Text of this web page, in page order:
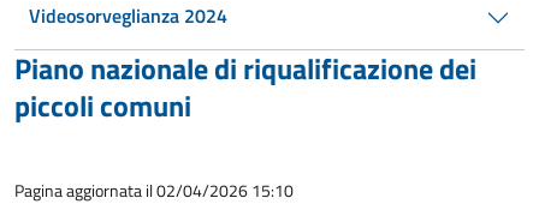
Videosorveglianza 2024
Piano nazionale di riqualificazione dei
piccoli comuni
Pagina aggiornata il 02/04/2026 15:10